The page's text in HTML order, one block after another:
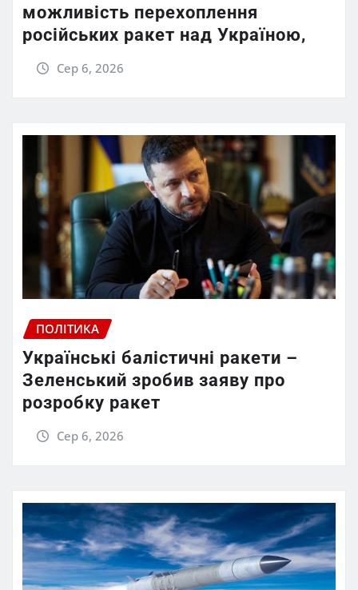
можливість перехоплення
російських ракет над Україною,
Сер 6, 2026
ПОЛІТИКА
Українські балістичні ракети –
Зеленський зробив заяву про
розробку ракет
Сер 6, 2026